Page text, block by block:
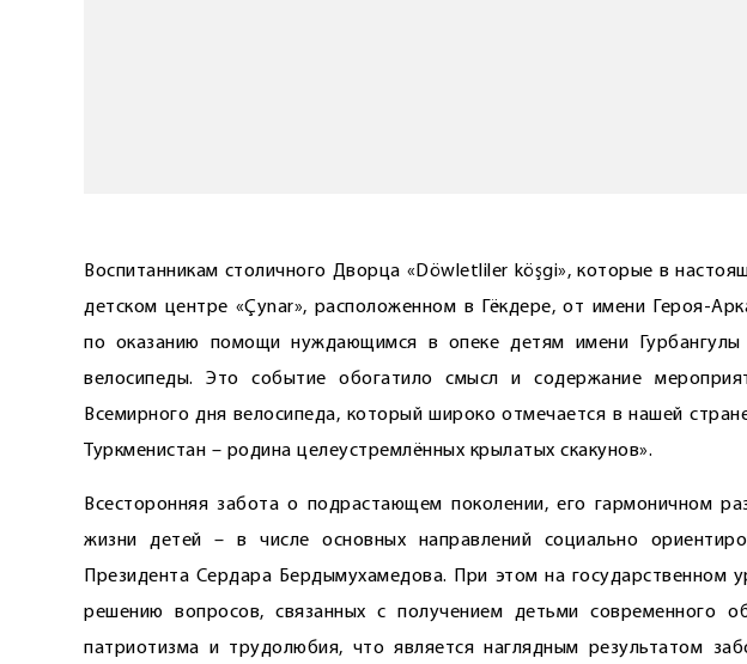
Воспитанникам столичного Дворца «Döwletliler köşgi», которые в
детском центре «Çynar», расположенном в Гёкдере, от имени Героя-
по оказанию помощи нуждающимся в опеке детям имени
велосипеды. Это событие обогатило смысл и содержание
Всемирного дня велосипеда, который широко отмечается в нашей
Туркменистан – родина целеустремлённых крылатых скакунов».
Всесторонняя забота о подрастающем поколении, его гармоничном
жизни детей – в числе основных направлений социально
Президента Сердара Бердымухамедова. При этом на государственном
решению вопросов, связанных с получением детьми современного
патриотизма и трудолюбия, что является наглядным результатом